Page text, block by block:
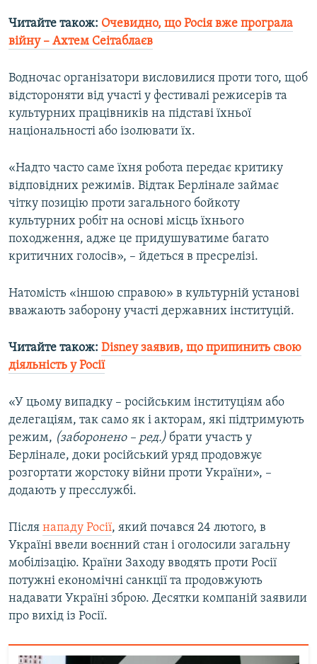
Читайте також: Очевидно, що Росія вже програла
війну – Ахтем Сеітаблаєв
Водночас організатори висловилися проти того, щоб
відстороняти від участі у фестивалі режисерів та
культурних працівників на підставі їхньої
національності або ізолювати їх.
«Надто часто саме їхня робота передає критику
відповідних режимів. Відтак Берлінале займає
чітку позицію проти загального бойкоту
культурних робіт на основі місць їхнього
походження, адже це придушуватиме багато
критичних голосів», – йдеться в пресрелізі.
Натомість «іншою справою» в культурній установі
вважають заборону участі державних інституцій.
Читайте також: Disney заявив, що припинить свою
діяльність у Росії
«У цьому випадку – російським інституціям або
делегаціям, так само як і акторам, які підтримують
режим, (заборонено – ред.) брати участь у
Берлінале, доки російський уряд продовжує
розгортати жорстоку війни проти України», –
додають у пресслужбі.
Після нападу Росії, який почався 24 лютого, в
Україні ввели воєнний стан і оголосили загальну
мобілізацію. Країни Заходу вводять проти Росії
потужні економічні санкції та продовжують
надавати Україні зброю. Десятки компаній заявили
про вихід із Росії.